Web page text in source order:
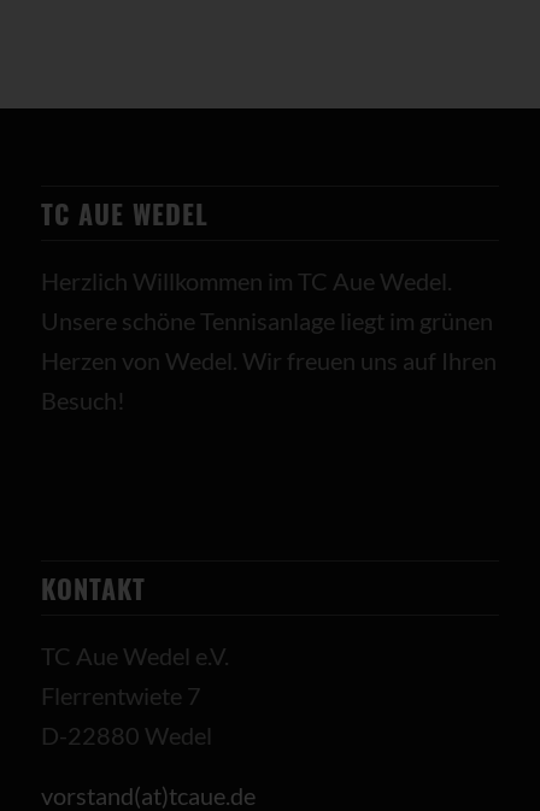
TC AUE WEDEL
Herzlich Willkommen im TC Aue Wedel.
Unsere schöne Tennisanlage liegt im grünen
Herzen von Wedel. Wir freuen uns auf Ihren
Besuch!
KONTAKT
TC Aue Wedel e.V.
Flerrentwiete 7
D-22880 Wedel
vorstand(at)tcaue.de